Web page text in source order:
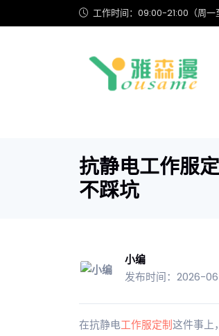
工作时间：09:00-21:00（周一
抗静电工作服
不踩坑
小编
发布时间：2026-
在抗静电工作服定制这件事上